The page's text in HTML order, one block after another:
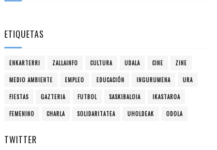
ETIQUETAS
ENKARTERRI ZALLAINFO CULTURA UDALA CINE ZINE
MEDIO AMBIENTE EMPLEO EDUCACIÓN INGURUMENA URA
FIESTAS GAZTERIA FUTBOL SASKIBALOIA IKASTAROA
FEMENINO CHARLA SOLIDARITATEA UHOLDEAK ODOLA
TWITTER